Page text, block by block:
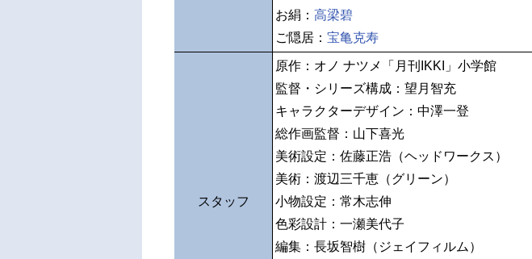
お絹： 高梁碧
ご隠居： 宝亀克寿
スタッフ
原作：オノ ナツメ「月刊IKKI」小学館
監督・シリーズ構成：望月智充
キャラクターデザイン：中澤一登
総作画監督：山下喜光
美術設定：佐藤正浩（ヘッドワークス）
美術：渡辺三千恵（グリーン）
小物設定：常木志伸
色彩設計：一瀬美代子
編集：長坂智樹（ジェイフィルム）